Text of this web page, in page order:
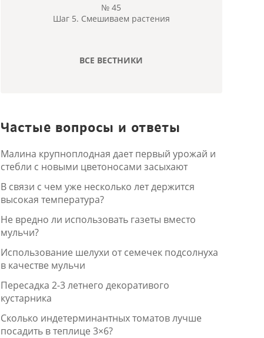
№ 45
Шаг 5. Смешиваем растения
ВСЕ ВЕСТНИКИ
Частые вопросы и ответы
Малина крупноплодная дает первый урожай и
стебли с новыми цветоносами засыхают
В связи с чем уже несколько лет держится
высокая температура?
Не вредно ли использовать газеты вместо
мульчи?
Использование шелухи от семечек подсолнуха
в качестве мульчи
Пересадка 2-3 летнего декоративого
кустарника
Сколько индетерминантных томатов лучше
посадить в теплице 3×6?